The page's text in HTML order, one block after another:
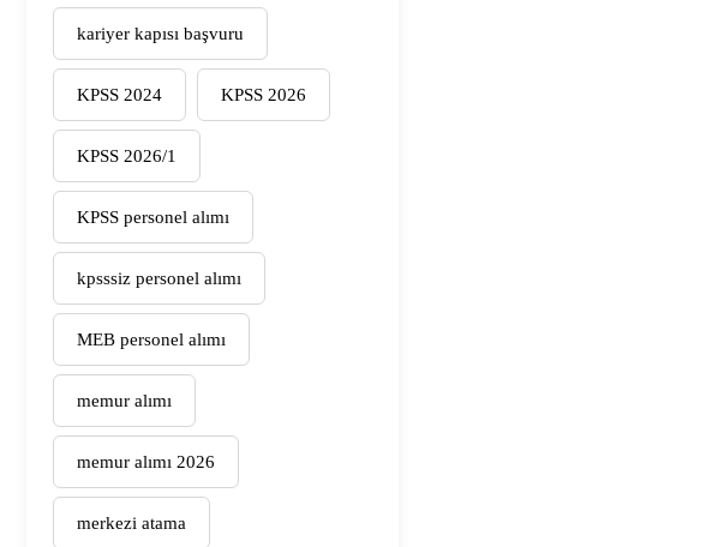
kariyer kapısı başvuru
KPSS 2024 KPSS 2026
KPSS 2026/1
KPSS personel alımı
kpsssiz personel alımı
MEB personel alımı
memur alımı
memur alımı 2026
merkezi atama